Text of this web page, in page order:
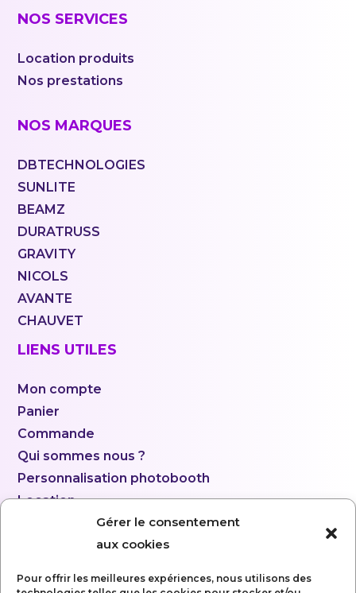
Gérer le consentement
aux cookies
Pour offrir les meilleures expériences, nous utilisons des
NOS SERVICES
Location produits
Nos prestations
NOS MARQUES
DBTECHNOLOGIES
SUNLITE
BEAMZ
DURATRUSS
GRAVITY
NICOLS
AVANTE
CHAUVET
LIENS UTILES
Mon compte
Panier
Commande
Qui sommes nous ?
Personnalisation photobooth
Location